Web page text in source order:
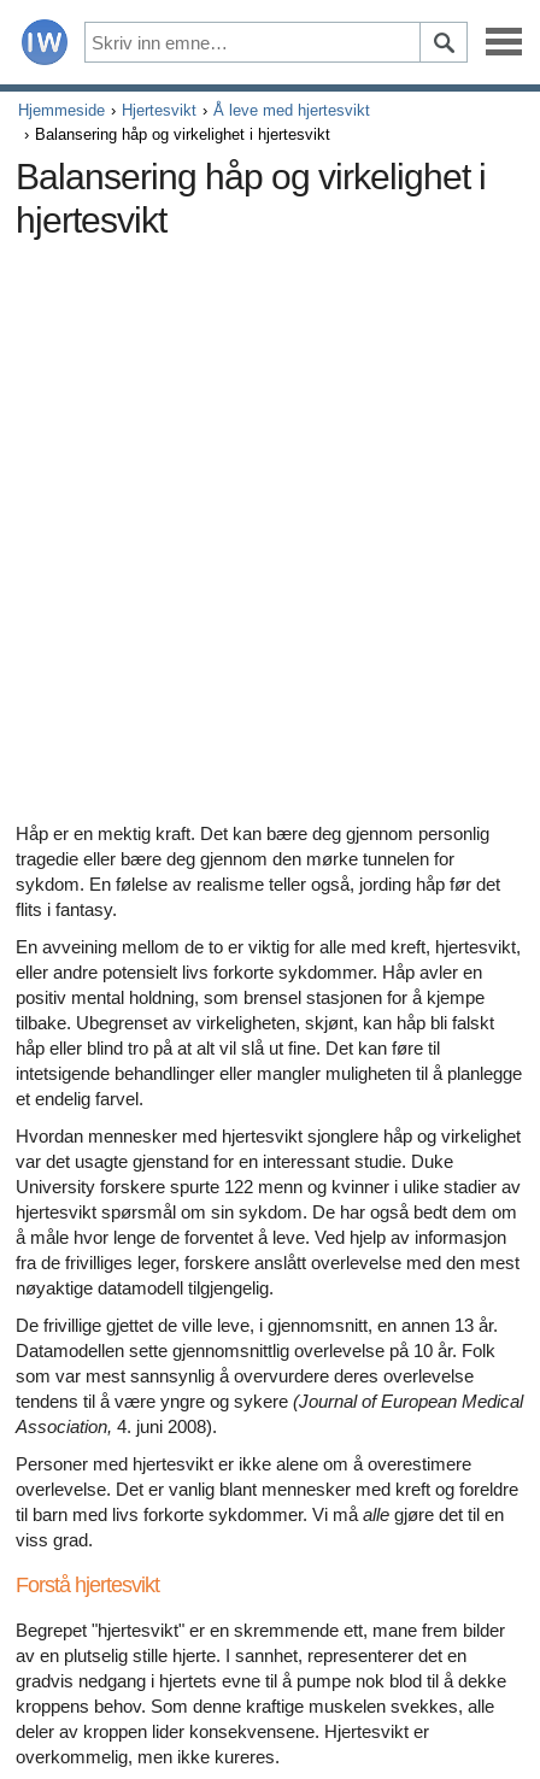
Sykdommer
Symptomer
Legemidler og kosttilskudd
Hjemmeside Hjertesvikt
Å leve med hjertesvikt
Balansering håp og virkelighet i hjertesvikt
Balansering håp og virkelighet i
hjertesvikt
Håp er en mektig kraft. Det kan bære deg gjennom personlig
tragedie eller bære deg gjennom den mørke tunnelen for
sykdom. En følelse av realisme teller også, jording håp før det
flits i fantasy.
En avveining mellom de to er viktig for alle med kreft, hjertesvikt,
eller andre potensielt livs forkorte sykdommer. Håp avler en
positiv mental holdning, som brensel stasjonen for å kjempe
tilbake. Ubegrenset av virkeligheten, skjønt, kan håp bli falskt
håp eller blind tro på at alt vil slå ut fine. Det kan føre til
intetsigende behandlinger eller mangler muligheten til å planlegge
et endelig farvel.
Hvordan mennesker med hjertesvikt sjonglere håp og virkelighet
var det usagte gjenstand for en interessant studie. Duke
University forskere spurte 122 menn og kvinner i ulike stadier av
hjertesvikt spørsmål om sin sykdom. De har også bedt dem om
å måle hvor lenge de forventet å leve. Ved hjelp av informasjon
fra de frivilliges leger, forskere anslått overlevelse med den mest
nøyaktige datamodell tilgjengelig.
De frivillige gjettet de ville leve, i gjennomsnitt, en annen 13 år.
Datamodellen sette gjennomsnittlig overlevelse på 10 år. Folk
som var mest sannsynlig å overvurdere deres overlevelse
tendens til å være yngre og sykere (Journal of European Medical
Association, 4. juni 2008).
Personer med hjertesvikt er ikke alene om å overestimere
overlevelse. Det er vanlig blant mennesker med kreft og foreldre
til barn med livs forkorte sykdommer. Vi må alle gjøre det til en
viss grad.
Forstå hjertesvikt
Begrepet "hjertesvikt" er en skremmende ett, mane frem bilder
av en plutselig stille hjerte. I sannhet, representerer det en
gradvis nedgang i hjertets evne til å pumpe nok blod til å dekke
kroppens behov. Som denne kraftige muskelen svekkes, alle
deler av kroppen lider konsekvensene. Hjertesvikt er
overkommelig, men ikke kureres.